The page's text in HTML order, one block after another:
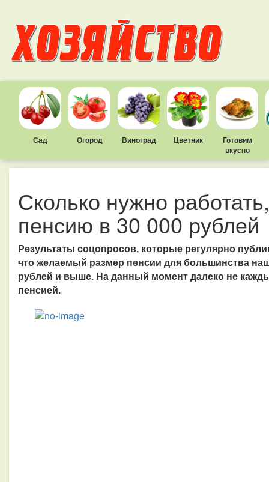
Сад Огород Виноград Цветник
Готовим
вкусно
Сколько нужно
пенсию в 30 000 рублей
Результаты соцопросов, которые регулярно
что желаемый размер пенсии для большинства
рублей и выше. На данный момент далеко не
пенсией.